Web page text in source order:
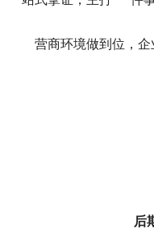
营商环境做到位，企
后